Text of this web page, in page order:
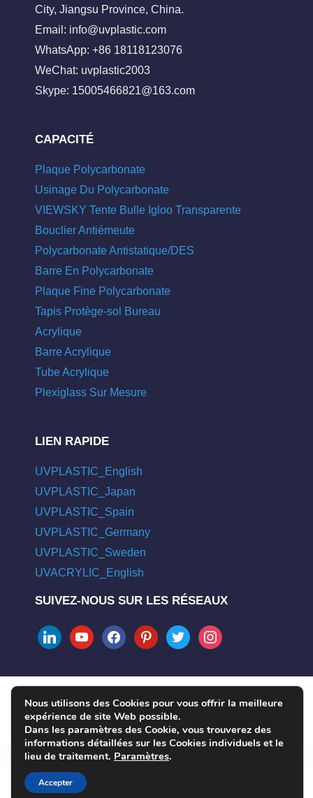
City, Jiangsu Province, China.
Email: info@uvplastic.com
WhatsApp: +86 18118123076
WeChat: uvplastic2003
Skype: 15005466821@163.com
CAPACITÉ
Plaque Polycarbonate
Usinage Du Polycarbonate
VIEWSKY Tente Bulle Igloo Transparente
Bouclier Antiémeute
Polycarbonate Antistatique/DES
Barre En Polycarbonate
Plaque Fine Polycarbonate
Tapis Protège-sol Bureau
Acrylique
Barre Acrylique
Tube Acrylique
Plexiglass Sur Mesure
LIEN RAPIDE
UVPLASTIC_English
UVPLASTIC_Japan
UVPLASTIC_Spain
UVPLASTIC_Germany
UVPLASTIC_Sweden
UVACRYLIC_English
SUIVEZ-NOUS SUR LES RÉSEAUX
linkedinyoutubefacebookpinteresttwitter instagram
COPYRIGHT © 2004 - 2026 UVPLASTIC MATERIAL TECHNOLOGY
CO., LTD. ALL RIGHTS RESERVED
Nous utilisons des Cookies pour vous offrir la meilleure
expérience de site Web possible.
Dans les paramètres des Cookie, vous trouverez des
informations détaillées sur les Cookies individuels et le
lieu de traitement. Paramètres.
Accepter